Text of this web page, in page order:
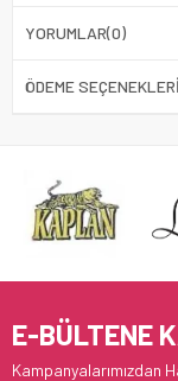
YORUMLAR(0)
ÖDEME SEÇENEKLERI
E-BÜLTENE
Kampanyalarımızdan